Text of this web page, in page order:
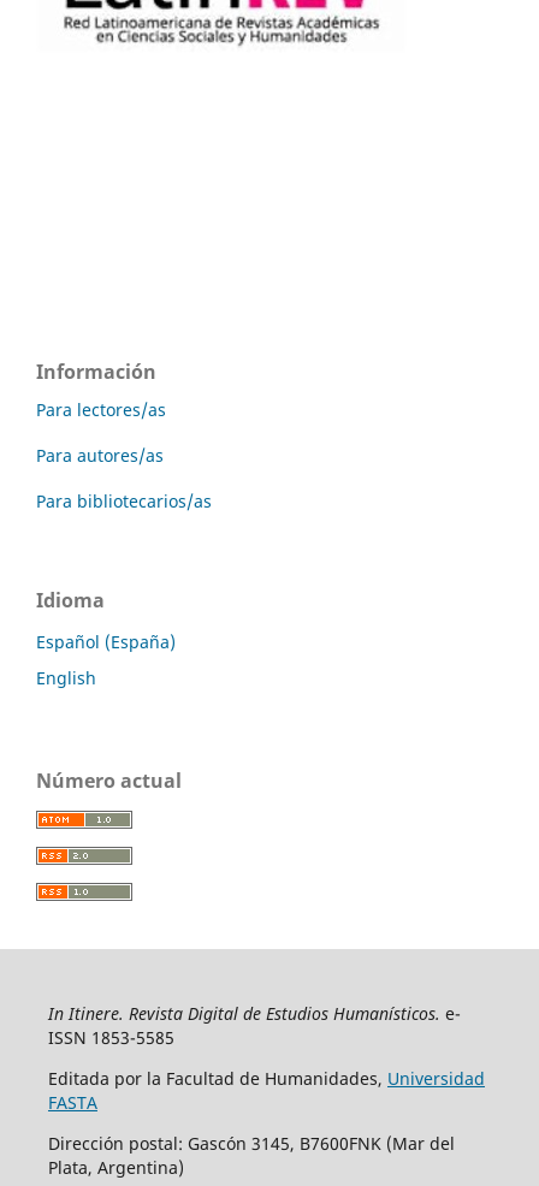
Información
Para lectores/as
Para autores/as
Para bibliotecarios/as
Idioma
Español (España)
English
Número actual
In Itinere. Revista Digital de Estudios Humanísticos. e-
ISSN 1853-5585
Editada por la Facultad de Humanidades, Universidad
FASTA
Dirección postal: Gascón 3145, B7600FNK (Mar del
Plata, Argentina)